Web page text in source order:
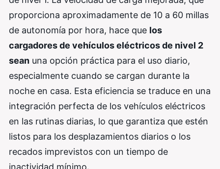
proporciona aproximadamente de 10 a 60 millas
de autonomía por hora, hace que los
cargadores de vehículos eléctricos de nivel 2
sean una opción práctica para el uso diario,
especialmente cuando se cargan durante la
noche en casa. Esta eficiencia se traduce en una
integración perfecta de los vehículos eléctricos
en las rutinas diarias, lo que garantiza que estén
listos para los desplazamientos diarios o los
recados imprevistos con un tiempo de
inactividad mínimo.